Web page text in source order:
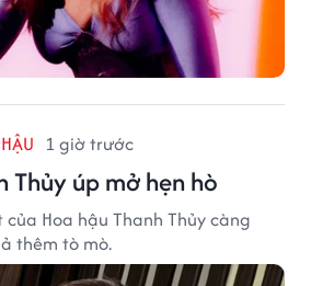
1 giờ trước
Thủy úp mở hẹn hò
Hoa hậu Thanh Thủy càng
thêm tò mò.